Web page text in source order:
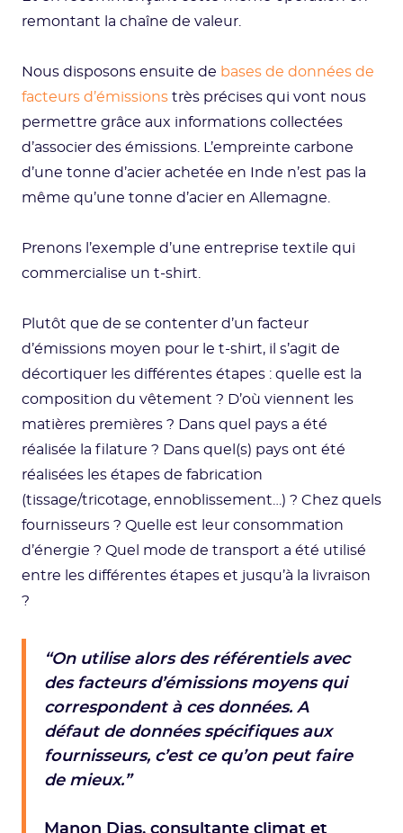
remontant la chaîne de valeur.
Nous disposons ensuite de bases de données de
facteurs d’émissions très précises qui vont nous
permettre grâce aux informations collectées
d’associer des émissions. L’empreinte carbone
d’une tonne d’acier achetée en Inde n’est pas la
même qu’une tonne d’acier en Allemagne.
Prenons l’exemple d’une entreprise textile qui
commercialise un t-shirt.
Plutôt que de se contenter d’un facteur
d’émissions moyen pour le t-shirt, il s’agit de
décortiquer les différentes étapes : quelle est la
composition du vêtement ? D’où viennent les
matières premières ? Dans quel pays a été
réalisée la filature ? Dans quel(s) pays ont été
réalisées les étapes de fabrication
(tissage/tricotage, ennoblissement…) ? Chez quels
fournisseurs ? Quelle est leur consommation
d’énergie ? Quel mode de transport a été utilisé
entre les différentes étapes et jusqu’à la livraison
?
“On utilise alors des référentiels avec
des facteurs d’émissions moyens qui
correspondent à ces données. A
défaut de données spécifiques aux
fournisseurs, c’est ce qu’on peut faire
de mieux.”
Manon Dias, consultante climat et